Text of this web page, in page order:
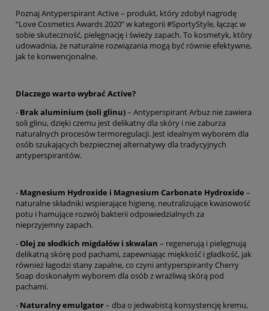
Poznaj Antyperspirant Active – produkt, który zdobył nagrodę
“Love Cosmetics Awards 2020” w kategorii #SportyStyle, łącząc w
sobie skuteczność, pielęgnację i świeży zapach. To kosmetyk, który
udowadnia, że naturalne rozwiązania mogą być równie efektywne,
jak te konwencjonalne.
Dlaczego warto wybrać Active?
- Brak aluminium (soli glinu)– Antyperspirant Arbuz nie zawiera
soli glinu, dzięki czemu jest delikatny dla skóry i nie zaburza
naturalnych procesów termoregulacji. Jest idealnym wyborem dla
osób szukających bezpiecznej alternatywy dla tradycyjnych
antyperspirantów.
- Magnesium Hydroxide i Magnesium Carbonate Hydroxide –
naturalne składniki wspierające higienę, neutralizujące kwasowość
potu i hamujące rozwój bakterii odpowiedzialnych za
nieprzyjemny zapach.
-Olej ze słodkich migdałów i skwalan – regenerują i pielęgnują
delikatną skórę pod pachami, zapewniając miękkość i gładkość, jak
również łagodzi stany zapalne, co czyni antyperspiranty Cherry
Soap doskonałym wyborem dla osób z wrażliwą skórą pod
pachami.
- Naturalny emulgator– dba o jedwabistą konsystencję kremu,